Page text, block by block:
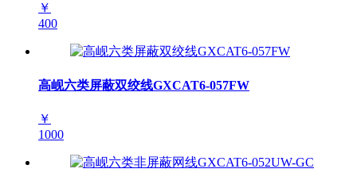
￥
400
高岘六类屏蔽双绞线GXCAT6-057FW
￥
1000